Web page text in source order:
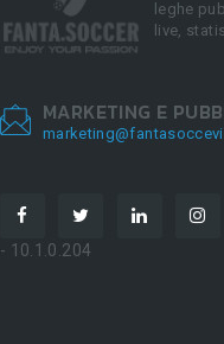
leghe
live,
MARKETING E
- 10.1.0.204